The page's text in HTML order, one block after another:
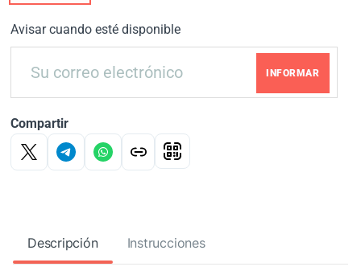
Avisar cuando esté disponible
INFORMAR
Compartir
Descripción Instrucciones